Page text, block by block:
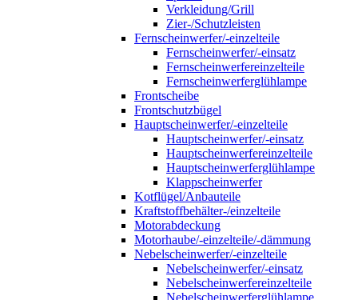
Verkleidung/Grill
Zier-/Schutzleisten
Fernscheinwerfer/-einzelteile
Fernscheinwerfer/-einsatz
Fernscheinwerfereinzelteile
Fernscheinwerferglühlampe
Frontscheibe
Frontschutzbügel
Hauptscheinwerfer/-einzelteile
Hauptscheinwerfer/-einsatz
Hauptscheinwerfereinzelteile
Hauptscheinwerferglühlampe
Klappscheinwerfer
Kotflügel/Anbauteile
Kraftstoffbehälter-/einzelteile
Motorabdeckung
Motorhaube/-einzelteile/-dämmung
Nebelscheinwerfer/-einzelteile
Nebelscheinwerfer/-einsatz
Nebelscheinwerfereinzelteile
Nebelscheinwerferglühlampe